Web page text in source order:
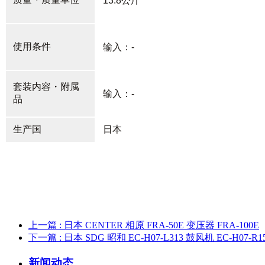
使用条件 输入：-
套装内容・附属
品
输入：-
生产国 日本
上一篇 : 日本 CENTER 相原 FRA-50E 变压器 FRA-100E
下一篇 : 日本 SDG 昭和 EC-H07-L313 鼓风机 EC-H07-